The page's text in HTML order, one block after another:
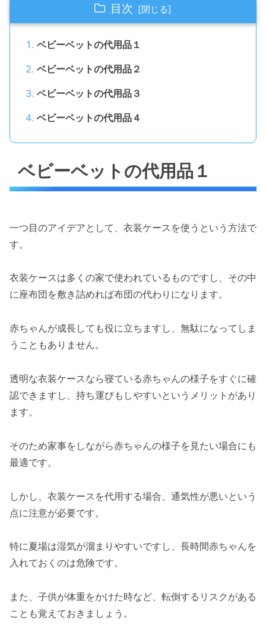
目次
ベビーベットの代用品１
ベビーベットの代用品２
ベビーベットの代用品３
ベビーベットの代用品４
ベビーベットの代用品１
一つ目のアイデアとして、衣装ケースを使うという方法で
す。
衣装ケースは多くの家で使われているものですし、その中
に座布団を敷き詰めれば布団の代わりになります。
赤ちゃんが成長しても役に立ちますし、無駄になってしま
うこともありません。
透明な衣装ケースなら寝ている赤ちゃんの様子をすぐに確
認できますし、持ち運びもしやすいというメリットがあり
ます。
そのため家事をしながら赤ちゃんの様子を見たい場合にも
最適です。
しかし、衣装ケースを代用する場合、通気性が悪いという
点に注意が必要です。
特に夏場は湿気が溜まりやすいですし、長時間赤ちゃんを
入れておくのは危険です。
また、子供が体重をかけた時など、転倒するリスクがある
ことも覚えておきましょう。